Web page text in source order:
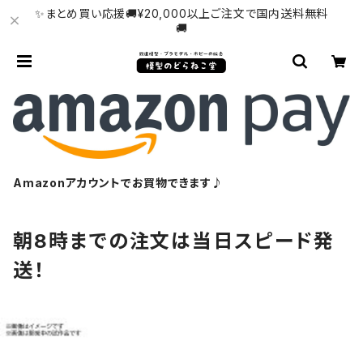
✨まとめ買い応援🚚¥20,000以上ご注文で国内送料無料
🚚
Amazonアカウントでお買物できます♪
朝8時までの注文は当日スピード発
送！